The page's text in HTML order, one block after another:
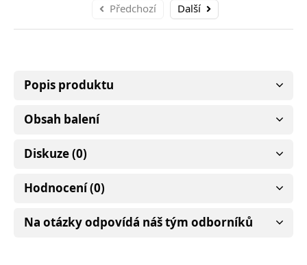
Předchozí Další
Popis produktu
Obsah balení
Diskuze (0)
Hodnocení (0)
Na otázky odpovídá náš tým odborníků